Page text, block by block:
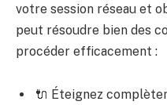
votre session réseau et
peut résoudre bien des
procéder efficacement :
🔌 Éteignez